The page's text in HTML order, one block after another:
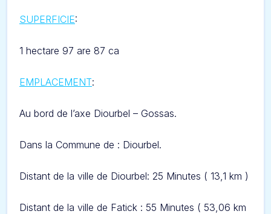
SUPERFICIE:
1 hectare 97 are 87 ca
EMPLACEMENT:
Au bord de l’axe Diourbel – Gossas.
Dans la Commune de : Diourbel.
Distant de la ville de Diourbel: 25 Minutes ( 13,1 km )
Distant de la ville de Fatick : 55 Minutes ( 53,06 km